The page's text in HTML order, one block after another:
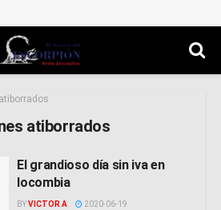
atiborrados
El grandioso día sin iva en
locombia
BYVICTOR A 2020-06-19